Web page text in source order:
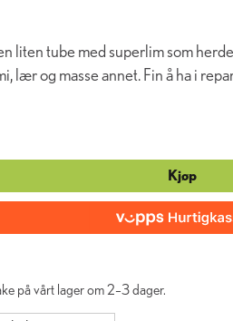
liten tube med superlim som
lær og masse annet. Fin å ha i
Kjøp
på vårt lager om 2–3 dager.